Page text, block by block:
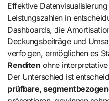
Effektive
Leistungszahlen in
Dashboards, die
Deckungsbeiträge und
verfolgen, ermöglichen es
Renditen ohne
Der Unterschied ist
prüfbare,